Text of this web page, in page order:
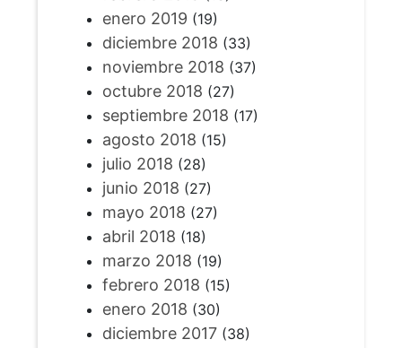
enero 2019 (19)
diciembre 2018 (33)
noviembre 2018 (37)
octubre 2018 (27)
septiembre 2018 (17)
agosto 2018 (15)
julio 2018 (28)
junio 2018 (27)
mayo 2018 (27)
abril 2018 (18)
marzo 2018 (19)
febrero 2018 (15)
enero 2018 (30)
diciembre 2017(38)